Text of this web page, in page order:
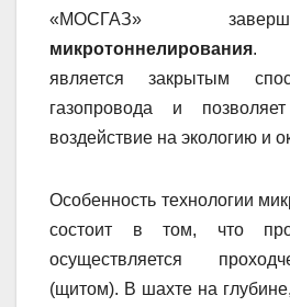
«МОСГАЗ»
микротоннелирования.
является закрытым
газопровода и
воздействие на экологию и
Особенность технологии
состоит в том, что
осуществляется
(щитом). В шахте на